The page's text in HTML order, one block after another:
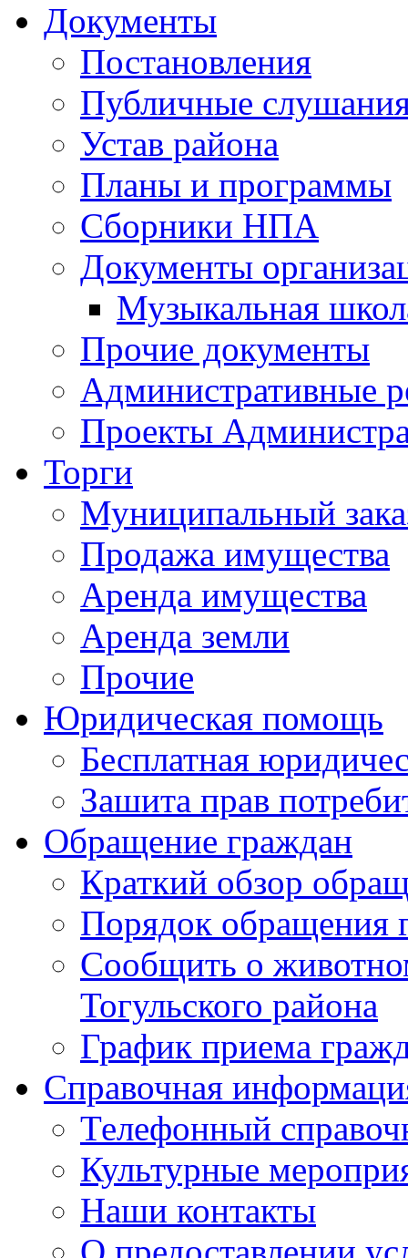
Документы
Постановления
Публичные
Устав района
Планы и программы
Сборники НПА
Документы
Музыкальная
Прочие документы
Административные
Проекты
Торги
Муниципальный
Продажа имущества
Аренда имущества
Аренда земли
Прочие
Юридическая помощь
Бесплатная
Зашита прав
Обращение граждан
Краткий обзор
Порядок обращения
Сообщить о
Тогульского района
График приема
Справочная
Телефонный
Культурные
Наши контакты